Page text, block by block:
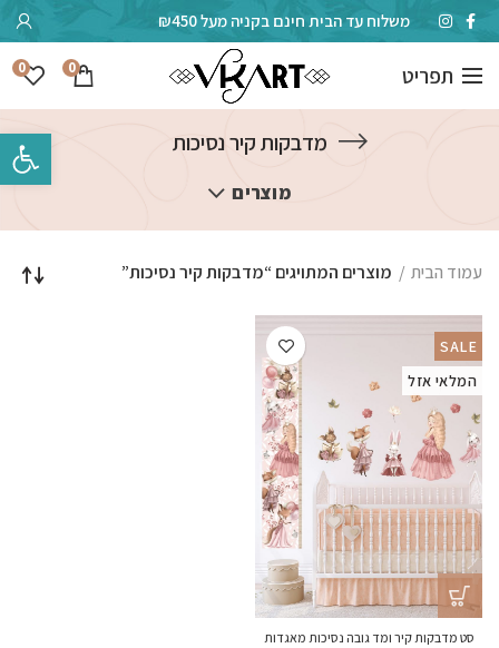
משלוח עד הבית חינם בקניה מעל ₪450
תפריט 0
0
מדבקות קיר נסיכות
מוצרים
עמוד הבית מוצרים המתויגים “מדבקות קיר נסיכות”
SALE
המלאי אזל
סט מדבקות קיר ומד גובה נסיכות מאגדות
פתח